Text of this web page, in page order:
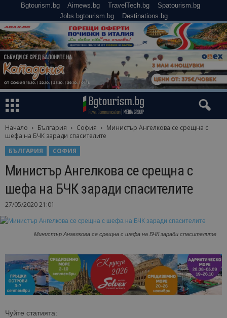
Bgtourism.bg Airnews.bg TravelTech.bg
Spatourism.bg
Jobs.bgtourism.bg
Destinations.bg
Начало България София
Министър Ангелкова се срещна с
шефа на БЧК заради спасителите
БЪЛГАРИЯ
СОФИЯ
Министър Ангелкова се срещна с
шефа на БЧК заради спасителите
27/05/2020 21:01
Министър Ангелкова се срещна с шефа на БЧК заради спасителите
Чуйте статията: